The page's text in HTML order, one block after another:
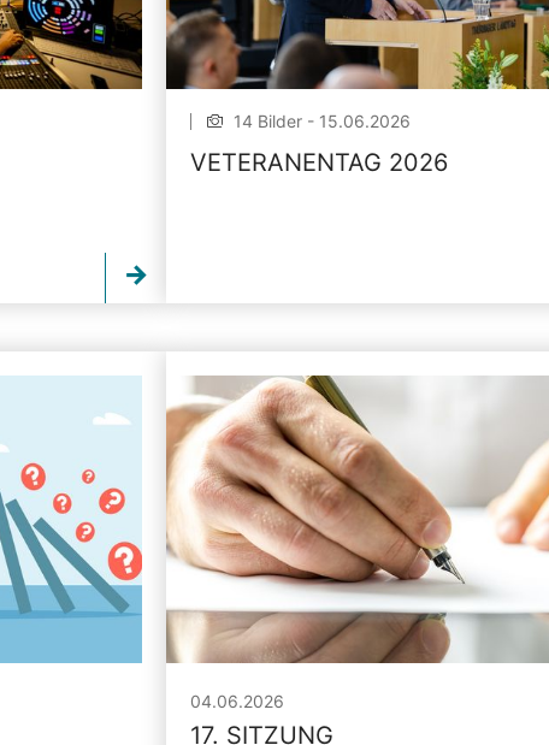
14 Bilder - 15.06.2026
VETERANENTAG 2026
04.06.2026
17. SITZUNG